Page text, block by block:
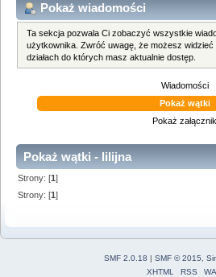
Pokaż wiadomości
Ta sekcja pozwala Ci zobaczyć wszystkie
użytkownika. Zwróć uwagę, że możesz widzieć
działach do których masz aktualnie dostęp.
Wiadomości
Pokaż wątki
Pokaż
Pokaż wątki - lilijna
Strony: [1]
Strony: [1]
SMF 2.0.18 | SMF © 2015
XHTML
RSS